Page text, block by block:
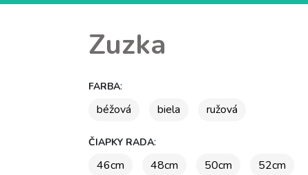
Zuzka
FARBA:
béžová
biela ružová
ČIAPKY RADA:
46cm
48cm 50cm 52cm